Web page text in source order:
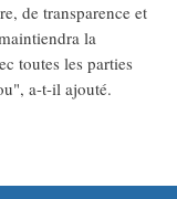
de transparence et
la
toutes les parties
a-t-il ajouté.